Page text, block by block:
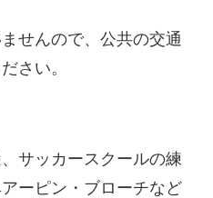
せんので、公共の交通
さい。
サッカースクールの練
ーピン・ブローチなど